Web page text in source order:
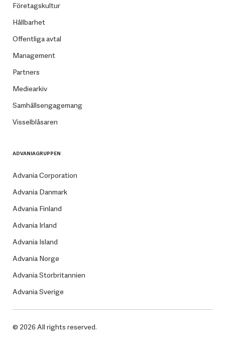
Företagskultur
Hållbarhet
Offentliga avtal
Management
Partners
Mediearkiv
Samhällsengagemang
Visselblåsaren
ADVANIAGRUPPEN
Advania Corporation
Advania Danmark
Advania Finland
Advania Irland
Advania Island
Advania Norge
Advania Storbritannien
Advania Sverige
© 2026 All rights reserved.